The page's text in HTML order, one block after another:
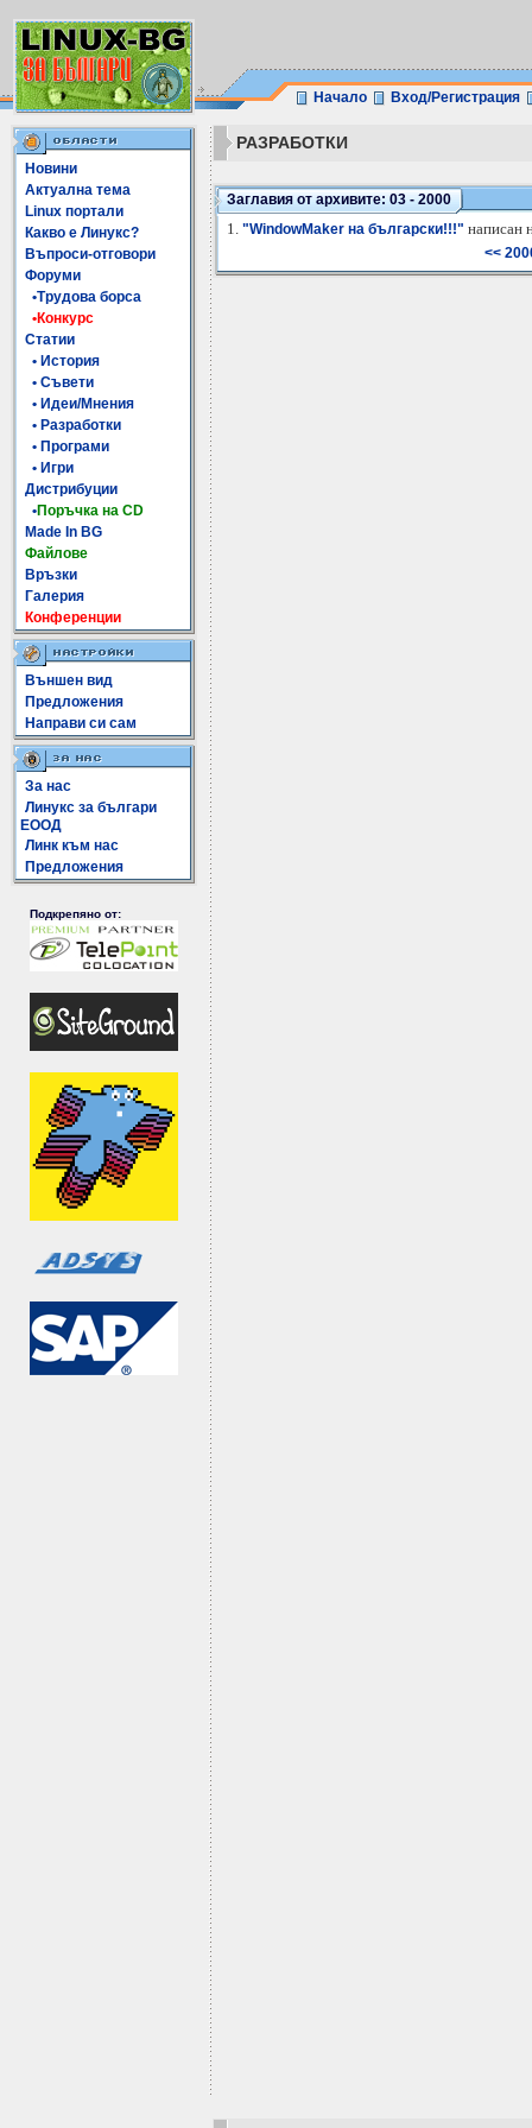
Начало Вход/Регистрация
Новини
Актуална тема
Linux портали
Какво е Линукс?
Въпроси-отговори
Форуми
•Трудова борса
•Конкурс
Статии
• История
• Съвети
• Идеи/Мнения
• Разработки
• Програми
• Игри
Дистрибуции
•Поръчка на CD
Made In BG
Файлове
Връзки
Галерия
Конференции
Външен вид
Предложения
Направи си сам
За нас
Линукс за българи
ЕООД
Линк към нас
Предложения
Подкрепяно от:
РАЗРАБОТКИ
Заглавия от архивите: 03 - 2000
1. "WindowMaker на български!!!" написан
<<